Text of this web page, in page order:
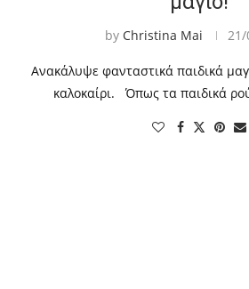
by Christina Mai 21/
Ανακάλυψε φανταστικά παιδικά
καλοκαίρι. Όπως τα παιδικά